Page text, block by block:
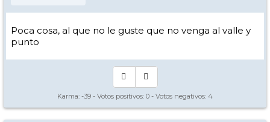
Poca cosa, al que no le guste que no venga al valle y
punto
Karma: -39 - Votos positivos: 0 - Votos negativos: 4